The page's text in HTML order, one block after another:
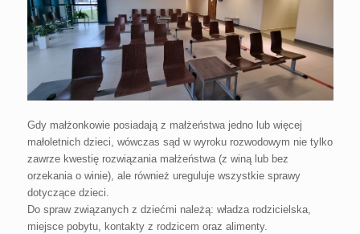
Gdy małżonkowie posiadają z małżeństwa jedno lub więcej
małoletnich dzieci, wówczas sąd w wyroku rozwodowym nie tylko
zawrze kwestię rozwiązania małżeństwa (z winą lub bez
orzekania o winie), ale również ureguluje wszystkie sprawy
dotyczące dzieci.
Do spraw związanych z dziećmi należą: władza rodzicielska,
miejsce pobytu, kontakty z rodzicem oraz alimenty.